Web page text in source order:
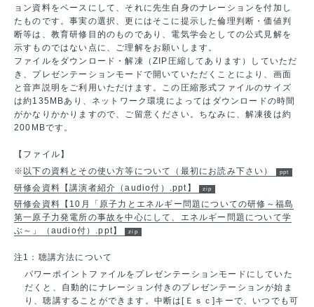
ョン資料をベースにして、それに先生自身のナレーションを付加し
たものです。事実の選択、更にはそこに提示した倫理判断・価値判
断等は、教育研修目的のものであり、電気学会としての公式見解を
示すものではない点に、ご理解をお願いします。
ファイルをダウンロード・解凍（ZIP圧縮してあります）していただ
き、プレゼンテーションモードで開いていただくことにより、画面
と音声説明をご利用いただけます。この圧縮形式ファイルのサイズ
は約135MBあり、ネットワーク環境によってはダウンロードの時間
がかなりかかりますので、ご留意ください。ちなみに、解凍後は約
200MBです。
【ファイル】
※ 以下の資料とその使い方等について（最初にお読み下さい）
研修会資料【講演者紹介（audio付）.ppt】
研修会資料【10月「原子力とエネルギー問題についての研修～福島
第一原子力発電所の事故を中心にして、エネルギー問題について学
ぶ～」（audio付）.ppt】
注1：聴講方法について
パワーポイントファイルをプレゼンテーションモードにしていた
だくと、自動的にナレーション付きのプレゼンテーションが始ま
り、聴講することができます。中断は[Ｅｓｃ]キーで、いつでも可